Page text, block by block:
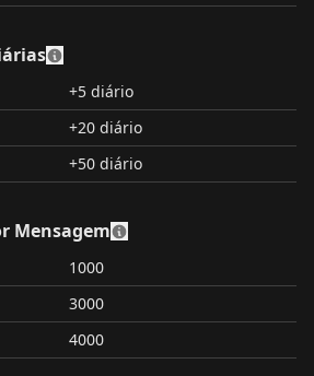
+5 diário
+20 diário
+50 diário
Mensagem
1000
3000
4000